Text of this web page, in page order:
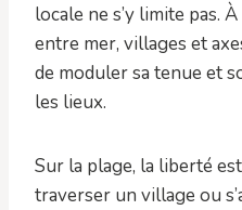
locale ne s’y limite pas.
entre mer, villages et
de moduler sa tenue et
les lieux.
Sur la plage, la liberté
traverser un village ou